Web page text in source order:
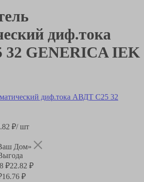
диф.тока
GENERICA IEK
₽/ шт
Дом»
₽22.82 ₽
16.76 ₽